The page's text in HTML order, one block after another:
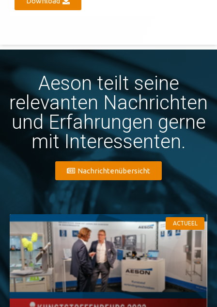
Aeson teilt seine
relevanten Nachrichten
und Erfahrungen gerne
mit Interessenten.
Nachrichtenübersicht
ACTUEEL